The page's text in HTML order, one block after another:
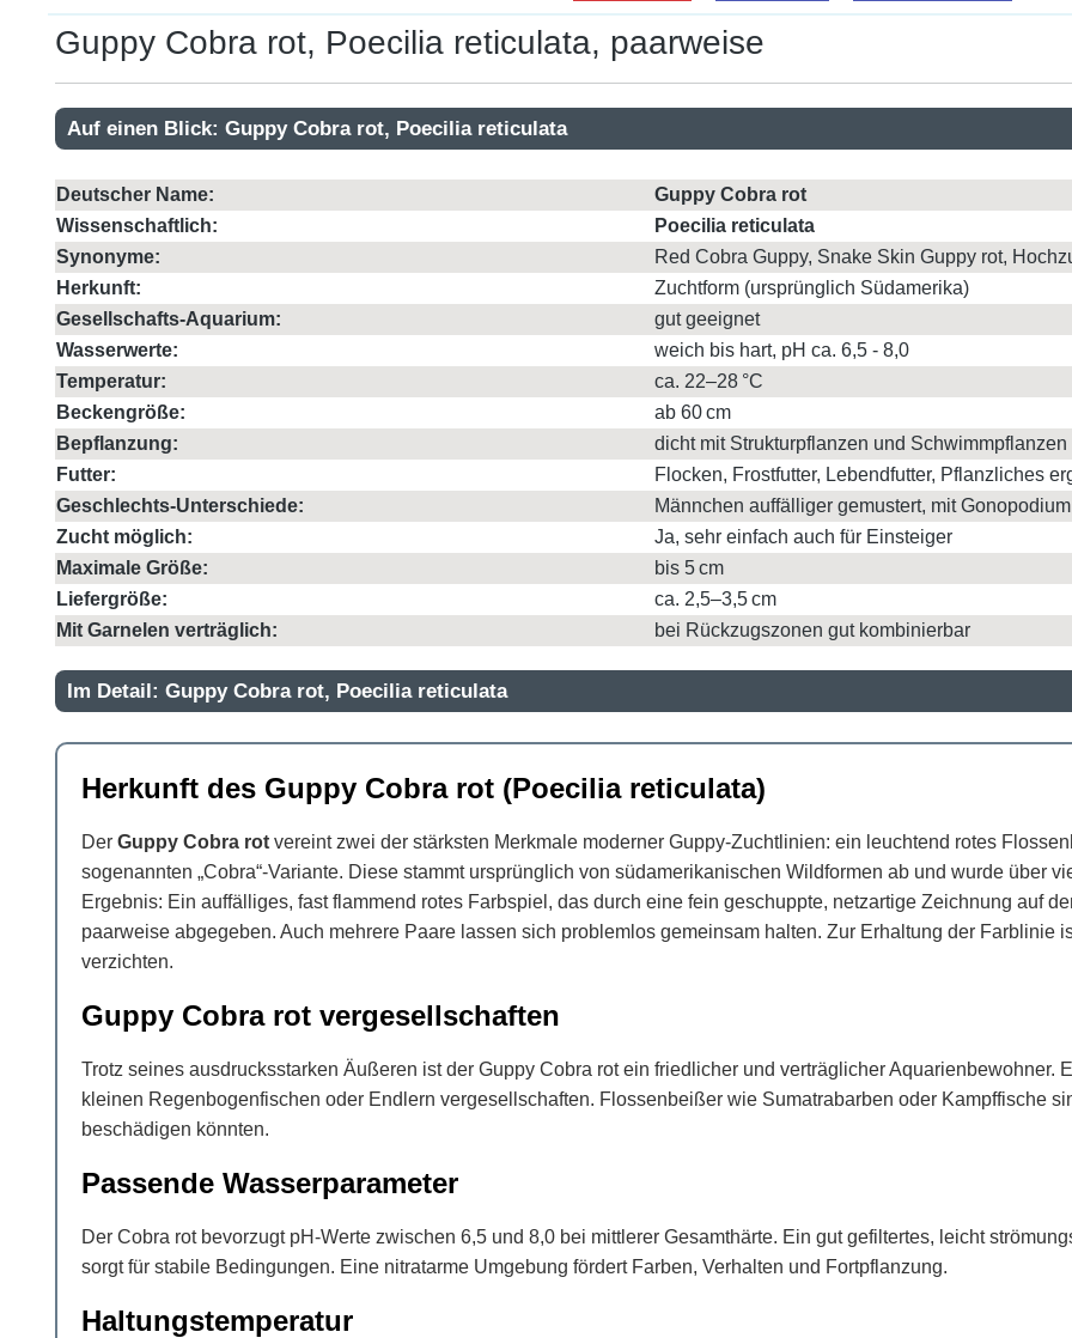
Guppy Cobra rot, Poecilia reticulata, paarweise
Auf einen Blick: Guppy Cobra rot, Poecilia reticulata
Deutscher Name:
Guppy Cobra rot
Wissenschaftlich:
Poecilia reticulata
Synonyme:
Red Cobra Guppy, Snake Skin Guppy rot,
Herkunft:
Zuchtform (ursprünglich Südamerika)
Gesellschafts-Aquarium:
gut geeignet
Wasserwerte:
weich bis hart, pH ca. 6,5 - 8,0
Temperatur:
ca. 22–28 °C
Beckengröße:
ab 60 cm
Bepflanzung:
dicht mit Strukturpflanzen und Schwimmpflanzen
Futter:
Flocken, Frostfutter, Lebendfutter, Pflanzliches
Geschlechts-Unterschiede:
Männchen auffälliger gemustert, mit Gonopodium
Zucht möglich:
Ja, sehr einfach auch für Einsteiger
Maximale Größe:
bis 5 cm
Liefergröße:
ca. 2,5–3,5 cm
Mit Garnelen verträglich:
bei Rückzugszonen gut kombinierbar
Im Detail: Guppy Cobra rot, Poecilia reticulata
Herkunft des Guppy Cobra rot (Poecilia reticulata)
Der Guppy Cobra rot vereint zwei der stärksten Merkmale moderner Guppy-Zuchtlinien: ein leuchtend rotes
sogenannten „Cobra“-Variante. Diese stammt ursprünglich von südamerikanischen Wildformen ab und wurde über
Ergebnis: Ein auffälliges, fast flammend rotes Farbspiel, das durch eine fein geschuppte, netzartige Zeichnung auf
paarweise abgegeben. Auch mehrere Paare lassen sich problemlos gemeinsam halten. Zur Erhaltung der Farblinie
verzichten.
Guppy Cobra rot vergesellschaften
Trotz seines ausdrucksstarken Äußeren ist der Guppy Cobra rot ein friedlicher und verträglicher Aquarienbewohner.
kleinen Regenbogenfischen oder Endlern vergesellschaften. Flossenbeißer wie Sumatrabarben oder Kampffische
beschädigen könnten.
Passende Wasserparameter
Der Cobra rot bevorzugt pH-Werte zwischen 6,5 und 8,0 bei mittlerer Gesamthärte. Ein gut gefiltertes, leicht
sorgt für stabile Bedingungen. Eine nitratarme Umgebung fördert Farben, Verhalten und Fortpflanzung.
Haltungstemperatur